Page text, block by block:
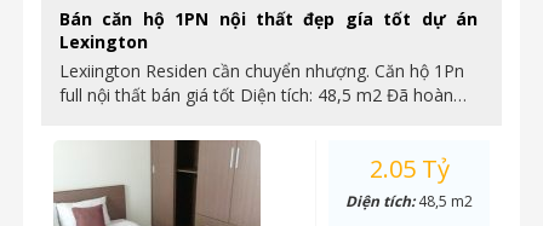
Bán căn hộ 1PN nội thất đẹp gía tốt dự án
Lexington
Lexiington Residen cần chuyển nhượng. Căn hộ 1Pn
full nội thất bán giá tốt Diện tích: 48,5 m2 Đã hoàn…
2.05 Tỷ
Diện tích:48,5 m2